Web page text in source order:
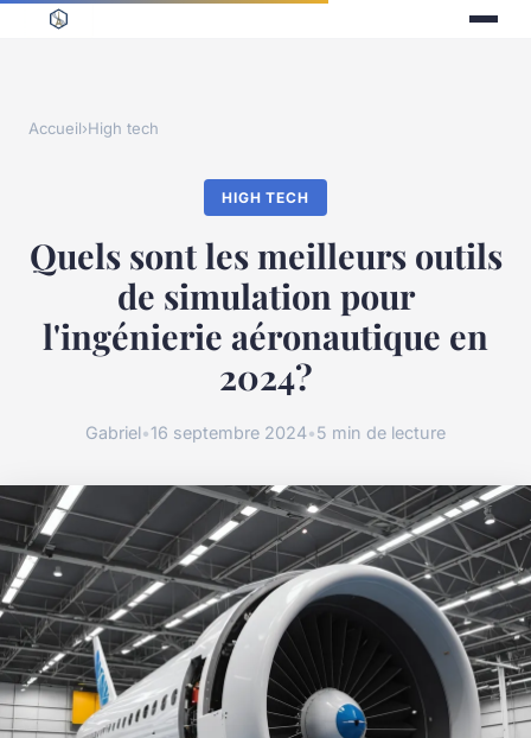
Accueil›High tech
HIGH TECH
Quels sont les meilleurs outils
de simulation pour
l'ingénierie aéronautique en
2024?
Gabriel•16 septembre 2024•5 min de lecture